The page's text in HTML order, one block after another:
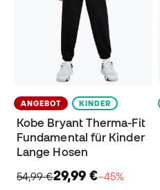
ANGEBOT KINDER
Kobe Bryant Therma-Fit
Fundamental für Kinder
Lange Hosen
54,99 €29,99 €−45%